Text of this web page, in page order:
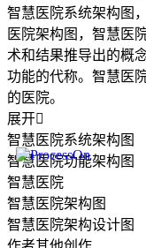
智慧医院系统架构图
医院架构图，智慧医
术和结果推导出的概
功能的代称。智慧医
的医院。
展开
智慧医院系统架构图
智慧医院功能架构图
智慧医院
智慧医院架构图
智慧医院架构设计图